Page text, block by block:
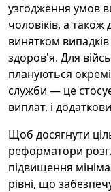
узгодження умов
чоловіків, а також
винятком
здоров'я. Для
плануються
служби — це
виплат, і
Щоб досягнути
реформатори
підвищення
рівні, що